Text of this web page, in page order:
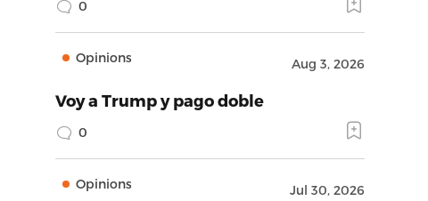
0
Opinions Aug 3, 2026
Voy a Trump y pago doble
0
Opinions Jul 30, 2026